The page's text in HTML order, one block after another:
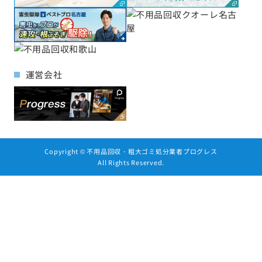
運営会社
Copyright ©不用品回収・粗大ゴミ処分業者プログレス
All Rights Reserved.